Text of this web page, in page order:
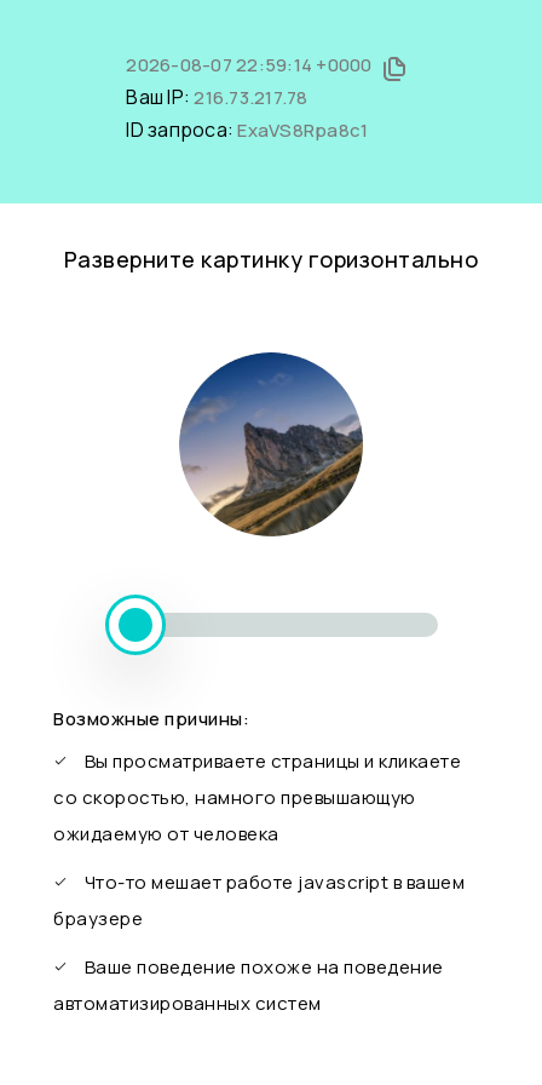
2026-08-07 22:59:14 +0000
Ваш IP:216.73.217.78
ID запроса:ExaVS8Rpa8c1
Разверните картинку горизонтально
Возможные причины:
Вы просматриваете страницы и кликаете
со скоростью, намного превышающую
ожидаемую от человека
Что-то мешает работе javascript в вашем
браузере
Ваше поведение похоже на поведение
автоматизированных систем